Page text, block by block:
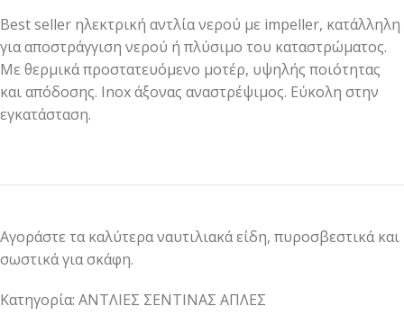
Best seller ηλεκτρική αντλία νερού με impeller, κατάλληλη
για αποστράγγιση νερού ή πλύσιμο του καταστρώματος.
Με θερμικά προστατευόμενο μοτέρ, υψηλής ποιότητας
και απόδοσης. Inox άξονας αναστρέψιμος. Εύκολη στην
εγκατάσταση.
Αγοράστε τα καλύτερα ναυτιλιακά είδη, πυροσβεστικά και
σωστικά για σκάφη.
Κατηγορία: ΑΝΤΛΙΕΣ ΣΕΝΤΙΝΑΣ ΑΠΛΕΣ